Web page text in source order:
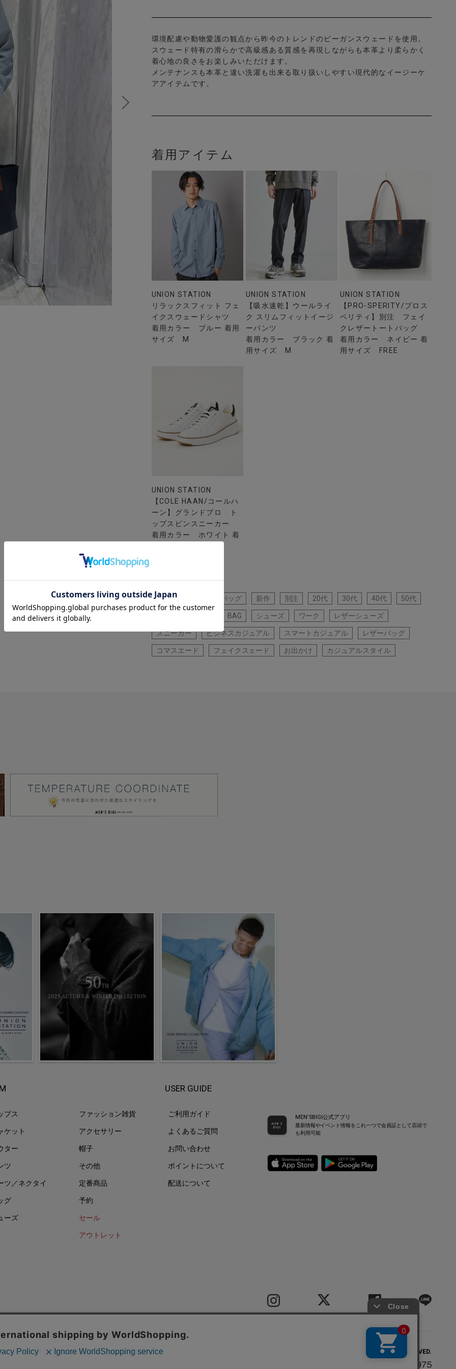
環境配慮や動物愛護の観点から昨今のトレンドのビーガンスウェードを使用。
スウェード特有の滑らかで高級感ある質感を再現しながらも本革より柔らかく
着心地の良さをお楽しみいただけます。
メンテナンスも本革と違い洗濯も出来る取り扱いしやすい現代的なイージーケ
アアイテムです。
着用アイテム
UNION STATION
リラックスフィット フェ
イクスウェードシャツ
着用カラー ブルー 着用
サイズ M
UNION STATION
【吸水速乾】ウールライ
ク スリムフィットイージ
ーパンツ
着用カラー ブラック 着
用サイズ M
UNION STATION
【PRO-SPERITY/プロス
ペリティ】別注 フェイ
クレザートートバッグ
着用カラー ネイビー 着
用サイズ FREE
UNION STATION
【COLE HAAN/コールハ
ーン】グランドプロ ト
ップスピンスニーカー
着用カラー ホワイト 着
黒パンツ トートバッグ 新作 別注 20代 30代 40代 50代
BAG シューズ ワーク レザーシューズ
スニーカー ビジネスカジュアル スマートカジュアル レザーバッグ
コマスエード フェイクスェード お出かけ カジュアルスタイル
プス
ケット
ター
ツ
ツ／ネクタイ
グ
ーズ
ファッション雑貨
アクセサリー
帽子
その他
定番商品
予約
セール
アウトレット
USER GUIDE
ご利用ガイド
よくあるご質問
お問い合わせ
ポイントについて
配送について
MEN’SBIGI公式アプリ
最新情報やイベント情報をこれ一つで会員証として店頭で
も利用可能
シーポリシー COPYRIGHT(C) BIGI CO.,LTD.ALL RIGHTS RESERVED.